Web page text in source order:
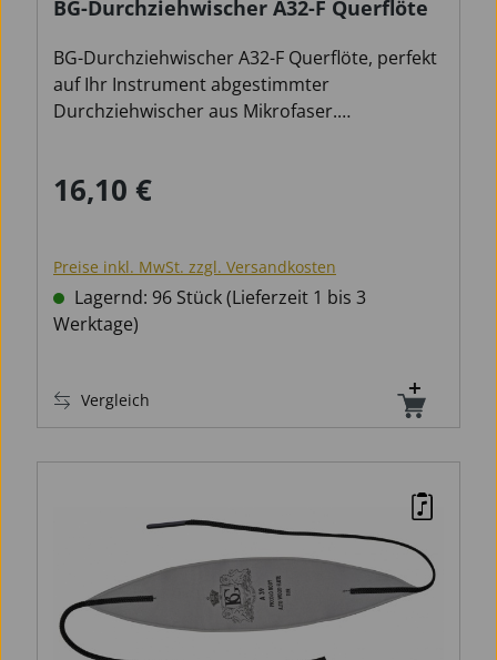
BG-Durchziehwischer A32-F Querflöte
BG-Durchziehwischer A32-F Querflöte, perfekt
auf Ihr Instrument abgestimmter
Durchziehwischer aus Mikrofaser.
Waschmaschinenfest, hält 5 Jahre und länger.
Wischer bestehen aus eigens von BG
entwickeltem Mikorfaser, das besonders weich
und saugfähig ist und die Oberflächer Ihres
Mikrofaser-Gewebe wird in Frankreich, ohne
Verwendung chemischer Zusätze, hergestellt
und ist in der Maschine waschbar.
Regulärer Preis:
16,10 €
Preise inkl. MwSt. zzgl. Versandkosten
Lagernd: 96 Stück (Lieferzeit 1 bis 3
Werktage)
Vergleich